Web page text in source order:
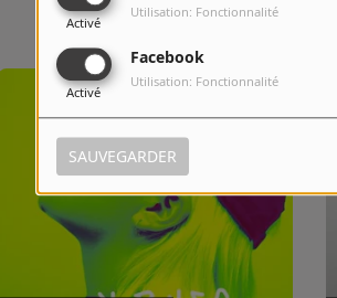
Activé
Utilisation: Fonctionnalité
Facebook
Activé
Utilisation: Fonctionnalité
SAUVEGARDER